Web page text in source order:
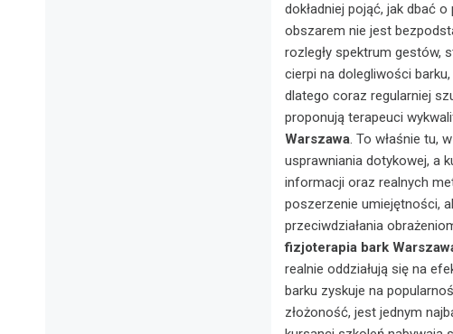
dokładniej pojąć, jak dbać
obszarem nie jest
rozległy spektrum gestów,
cierpi na dolegliwości
dlatego coraz regularniej
proponują terapeuci
Warszawa. To właśnie tu,
usprawniania dotykowej, a
informacji oraz realnych
poszerzenie umiejętności,
przeciwdziałania
fizjoterapia bark
realnie oddziałują się na
barku zyskuje na
złożoność, jest jednym